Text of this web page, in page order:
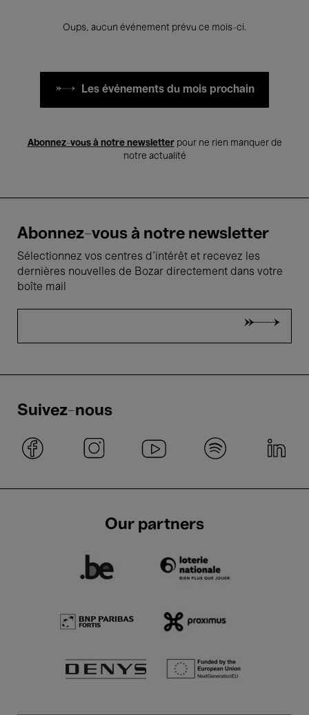
Oups, aucun événement prévu ce mois-ci.
Les événements du mois prochain
Abonnez-vous à notre newsletterpour ne rien manquer de
notre actualité
Abonnez-vous à notre newsletter
Sélectionnez vos centres d'intérêt et recevez les
dernières nouvelles de Bozar directement dans votre
boîte mail
Suivez-nous
Our partners